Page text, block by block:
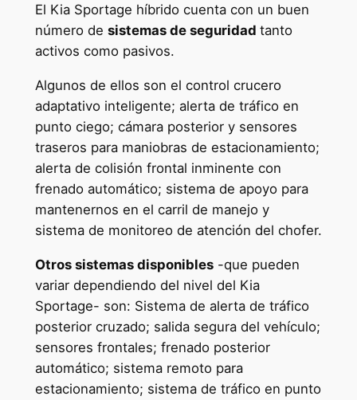
El Kia Sportage híbrido cuenta con un buen
número de sistemas de seguridad tanto
activos como pasivos.
Algunos de ellos son el control crucero
adaptativo inteligente; alerta de tráfico en
punto ciego; cámara posterior y sensores
traseros para maniobras de estacionamiento;
alerta de colisión frontal inminente con
frenado automático; sistema de apoyo para
mantenernos en el carril de manejo y
sistema de monitoreo de atención del chofer.
Otros sistemas disponibles-que pueden
variar dependiendo del nivel del Kia
Sportage- son: Sistema de alerta de tráfico
posterior cruzado; salida segura del vehículo;
sensores frontales; frenado posterior
automático; sistema remoto para
estacionamiento; sistema de tráfico en punto